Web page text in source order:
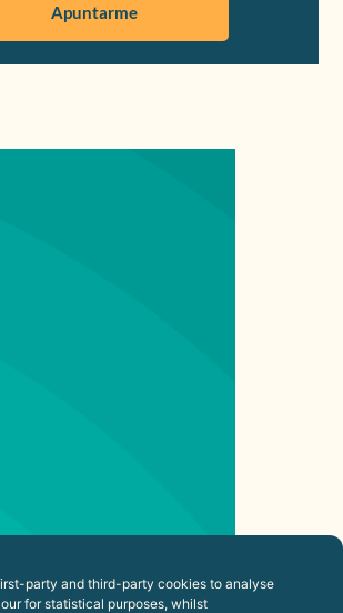
party and third-party cookies to analyse
for statistical purposes, whilst
Apuntarme